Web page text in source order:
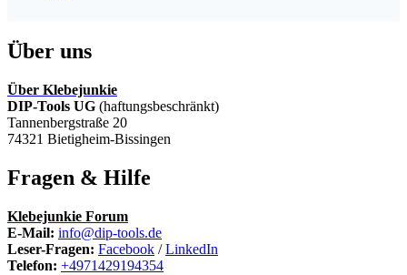
Über uns
Über Klebejunkie
DIP-Tools UG (haftungsbeschränkt)
Tannenbergstraße 20
74321 Bietigheim-Bissingen
Fragen & Hilfe
Klebejunkie Forum
E-Mail: info@dip-tools.de
Leser-Fragen: Facebook /LinkedIn
Telefon: +4971429194354